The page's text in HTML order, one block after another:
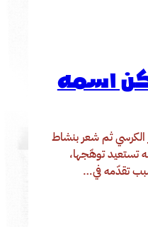
اسمه
ثم شعر بنشاط
تستعيد توهّجها،
تقدّمه في…